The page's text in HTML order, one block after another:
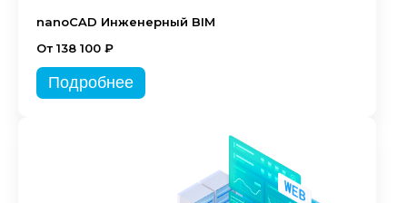
nanoCAD Инженерный BIM
От 138 100 ₽
Подробнее